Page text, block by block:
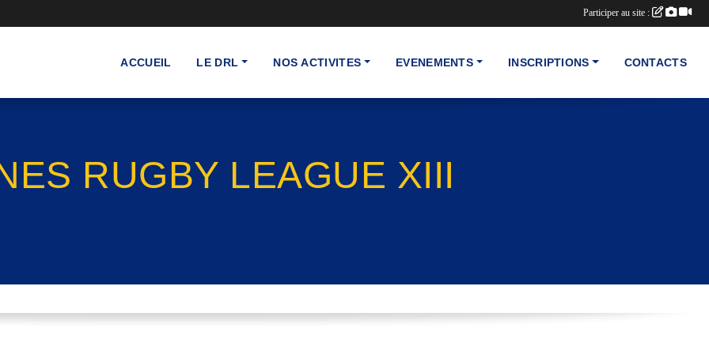
ACCUEIL LE DRL NOS ACTIVITES EVENEMENTS INSCRIPTIONS CONTACTS
RUGBY LEAGUE XIII
Participer au site :